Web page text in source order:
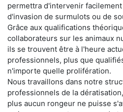
permettra d'intervenir
d'invasion de surmulots ou de
Grâce aux qualifications
collaborateurs sur les animaux
ils se trouvent être à l'heure
professionnels, plus que
n'importe quelle prolifération.
Nous travaillons dans notre
professionnels de la
plus aucun rongeur ne puisse